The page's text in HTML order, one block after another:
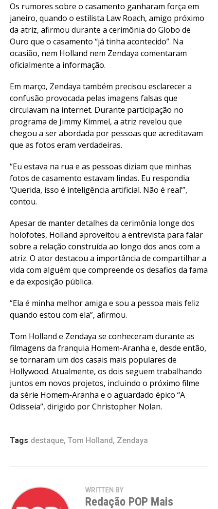
Os rumores sobre o casamento ganharam força em
janeiro, quando o estilista Law Roach, amigo próximo
da atriz, afirmou durante a cerimônia do Globo de
Ouro que o casamento “já tinha acontecido”. Na
ocasião, nem Holland nem Zendaya comentaram
oficialmente a informação.
Em março, Zendaya também precisou esclarecer a
confusão provocada pelas imagens falsas que
circulavam na internet. Durante participação no
programa de Jimmy Kimmel, a atriz revelou que
chegou a ser abordada por pessoas que acreditavam
que as fotos eram verdadeiras.
“Eu estava na rua e as pessoas diziam que minhas
fotos de casamento estavam lindas. Eu respondia:
‘Querida, isso é inteligência artificial. Não é real’”,
contou.
Apesar de manter detalhes da cerimônia longe dos
holofotes, Holland aproveitou a entrevista para falar
sobre a relação construída ao longo dos anos com a
atriz. O ator destacou a importância de compartilhar a
vida com alguém que compreende os desafios da fama
e da exposição pública.
“Ela é minha melhor amiga e sou a pessoa mais feliz
quando estou com ela”, afirmou.
Tom Holland e Zendaya se conheceram durante as
filmagens da franquia Homem-Aranha e, desde então,
se tornaram um dos casais mais populares de
Hollywood. Atualmente, os dois seguem trabalhando
juntos em novos projetos, incluindo o próximo filme
da série Homem-Aranha e o aguardado épico “A
Odisseia”, dirigido por Christopher Nolan.
Tags destaque, Tom Holland, Zendaya
WRITTEN BY
Redação POP Mais
Reddit
Pinterest
Whatsapp
Email